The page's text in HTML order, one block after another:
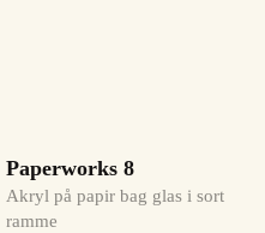
Paperworks 8
Akryl på papir bag glas i sort
ramme